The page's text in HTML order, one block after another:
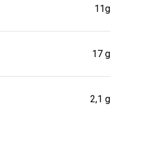
11g
17 g
2,1 g